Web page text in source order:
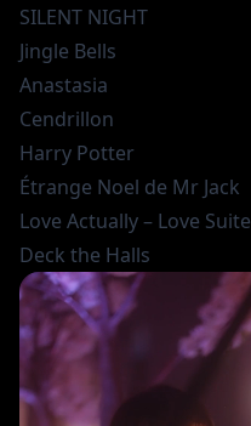
SILENT NIGHT
Jingle Bells
Anastasia
Cendrillon
Harry Potter
Étrange Noel de Mr Jack
Love Actually – Love Suite
Deck the Halls